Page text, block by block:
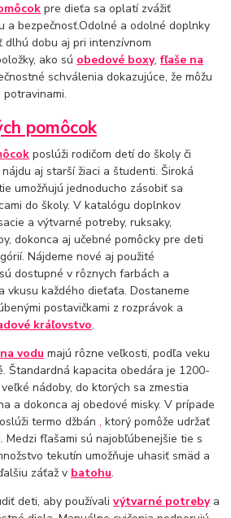
pre dieťa sa oplatí zvážiť
a bezpečnosť.Odolné a odolné doplnky
dobu aj pri intenzívnom
ako sú obedové boxy,fľaše na
schválenia dokazujúce, že môžu
pomôcok
poslúži rodičom detí do školy či
aj starší žiaci a študenti. Široká
umožňujú jednoducho zásobiť sa
do školy. V katalógu doplnkov
a výtvarné potreby, ruksaky,
dokonca aj učebné pomôcky pre deti
Nájdeme nové aj použité
dostupné v rôznych farbách a
vkusu každého dieťaťa. Dostaneme
postavičkami z rozprávok a
kráľovstvo.
vodu majú rôzne veľkosti, podľa veku
Štandardná kapacita obedára je 1200-
nádoby, do ktorých sa zmestia
a dokonca aj obedové misky. V prípade
termo džbán, ktorý pomôže udržať
Medzi fľašami sú najobľúbenejšie tie s
tekutín umožňuje uhasiť smäd a
záťaž v batohu.
deti, aby používalivýtvarné potrebya